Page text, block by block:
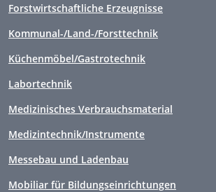
Forstwirtschaftliche Erzeugnisse
Kommunal-/Land-/Forsttechnik
Küchenmöbel/Gastrotechnik
Labortechnik
Medizinisches Verbrauchsmaterial
Medizintechnik/Instrumente
Messebau und Ladenbau
Mobiliar für Bildungseinrichtungen